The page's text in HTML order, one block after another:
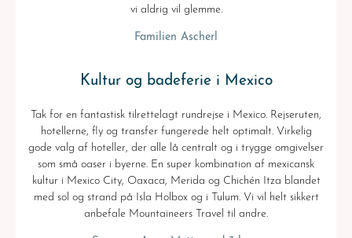
vi aldrig vil glemme.
Familien Ascherl
Kultur og badeferie i Mexico
Tak for en fantastisk tilrettelagt rundrejse i Mexico. Rejseruten,
hotellerne, fly og transfer fungerede helt optimalt. Virkelig
gode valg af hoteller, der alle lå centralt og i trygge omgivelser
som små oaser i byerne. En super kombination af mexicansk
kultur i Mexico City, Oaxaca, Merida og Chichén Itza blandet
med sol og strand på Isla Holbox og i Tulum. Vi vil helt sikkert
anbefale Mountaineers Travel til andre.